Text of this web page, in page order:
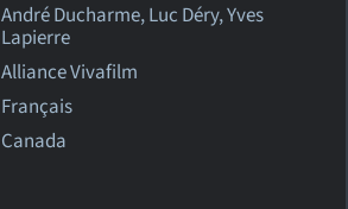
André Ducharme, Luc Déry, Yves
Lapierre
Alliance Vivafilm
Français
Canada